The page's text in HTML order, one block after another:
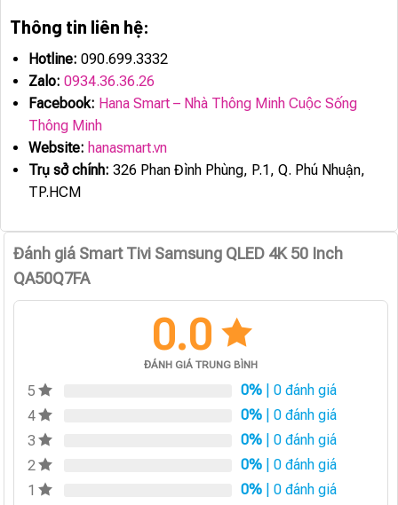
Thông tin liên hệ:
Hotline: 090.699.3332
Zalo: 0934.36.36.26
Facebook: Hana Smart – Nhà Thông Minh Cuộc Sống
Thông Minh
Website: hanasmart.vn
Trụ sở chính: 326 Phan Đình Phùng, P.1, Q. Phú Nhuận,
TP.HCM
Đánh giá Smart Tivi Samsung QLED 4K 50 Inch
QA50Q7FA
0.0
ĐÁNH GIÁ TRUNG BÌNH
5 0% | 0 đánh giá
4
0% | 0 đánh giá
3
0% | 0 đánh giá
2
0% | 0 đánh giá
1
0% | 0 đánh giá